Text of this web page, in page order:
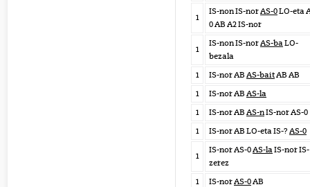
1
IS-non IS-norAS-0LO-eta
0 AB A2 IS-nor
1
IS-non IS-norAS-baLO-
bezala
1
IS-nor AB AS-baitAB AB
1
IS-nor AB AS-la
1
IS-nor AB AS-nIS-nor AS-0
1
IS-nor AB LO-eta IS-? AS-0
1
IS-nor AS-0AS-laIS-nor IS-
zerez
1
IS-norAS-0AB